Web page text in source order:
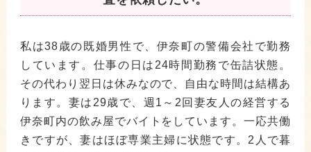
私は38歳の既婚男性で、伊奈町の警備会社で勤務
しています。仕事の日は24時間勤務で缶詰状態。
その代わり翌日は休みなので、自由な時間は結構あ
ります。妻は29歳で、週1～2回妻友人の経営する
伊奈町内の飲み屋でバイトをしています。一応共働
きですが、妻はほぼ専業主婦に状態です。2人で暮